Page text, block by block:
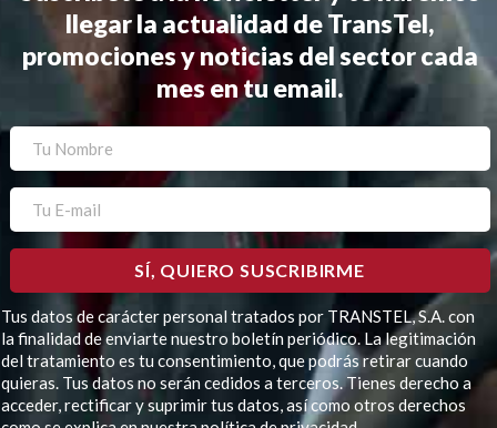
llegar la actualidad de TransTel,
promociones y noticias del sector cada
mes en tu email.
Tus datos de carácter personal tratados por TRANSTEL, S.A. con
la finalidad de enviarte nuestro boletín periódico. La legitimación
del tratamiento es tu consentimiento, que podrás retirar cuando
quieras. Tus datos no serán cedidos a terceros. Tienes derecho a
acceder, rectificar y suprimir tus datos, así como otros derechos